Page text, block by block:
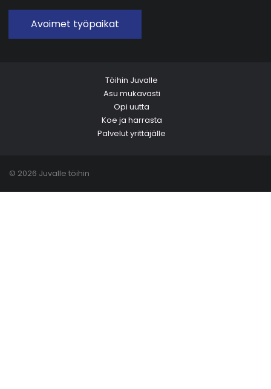
Avoimet työpaikat
Töihin Juvalle
Asu mukavasti
Opi uutta
Koe ja harrasta
Palvelut yrittäjälle
© 2026 Juvalle töihin